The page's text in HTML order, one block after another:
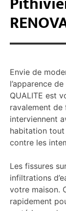
Envie de
l’apparence
QUALITE est
ravalement
interviennent
habitation
contre les
Les fissures
infiltrations
votre maison.
rapidement